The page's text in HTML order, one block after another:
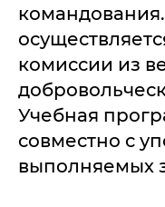
комиссии из
Учебная
совместно с
выполняемых